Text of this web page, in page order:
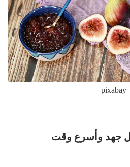
pixabay
جهد وأسرع وقت